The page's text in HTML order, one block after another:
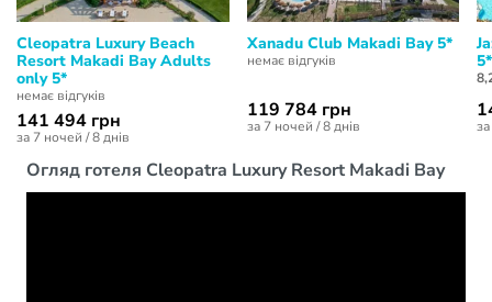
Огляд готеля Cleopatra Luxury Resort Makadi Bay
Cleopatra Luxury Beach
Resort Makadi Bay Adults
only 5*
немає відгуків
141 494 грн
за 7 ночей / 8 днів
Xanadu Club Makadi Bay 5*
немає відгуків
119 784 грн
за 7 ночей / 8 днів
5*